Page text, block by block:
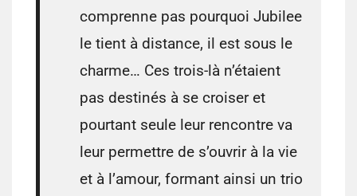
comprenne pas pourquoi Jubilee
le tient à distance, il est sous le
charme… Ces trois-là n’étaient
pas destinés à se croiser et
pourtant seule leur rencontre va
leur permettre de s’ouvrir à la vie
et à l’amour, formant ainsi un trio